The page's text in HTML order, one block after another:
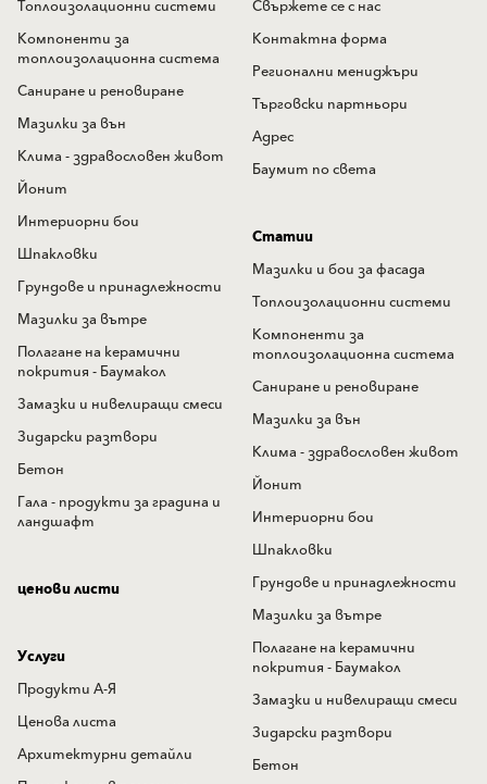
Топлоизолационни системи
Компоненти за
топлоизолационна система
Саниране и реновиране
Мазилки за вън
Клима - здравословен живот
Йонит
Интериорни бои
Шпакловки
Грундове и принадлежности
Мазилки за вътре
Полагане на керамични
покрития - Баумакол
Замазки и нивелиращи смеси
Зидарски разтвори
Бетон
Гала - продукти за градина и
ландшафт
Свържете се с нас
Контактна форма
Регионални мениджъри
Търговски партньори
Адрес
Баумит по света
Статии
Мазилки и бои за фасада
Топлоизолационни системи
Компоненти за
топлоизолационна система
Саниране и реновиране
Мазилки за вън
Клима - здравословен живот
Йонит
Интериорни бои
Шпакловки
Грундове и принадлежности
Мазилки за вътре
Полагане на керамични
покрития - Баумакол
Замазки и нивелиращи смеси
Зидарски разтвори
Бетон
ценови листи
Услуги
Продукти А-Я
Ценова листа
Архитектурни детайли